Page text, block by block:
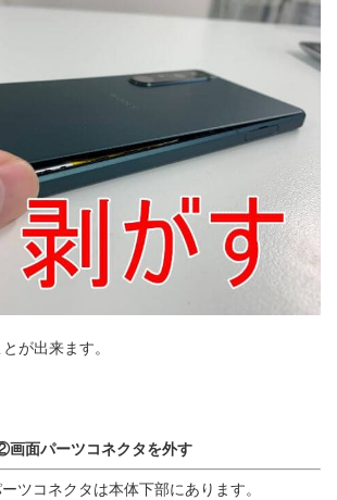
が出来ます。
画面パーツコネクタを外す
ツコネクタは本体下部にあります。